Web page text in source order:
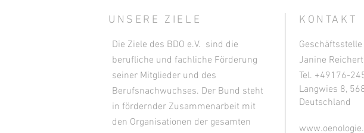
UNSERE ZIELE
Die Ziele des BDO e.V. sind die
berufliche und fachliche Förderung
seiner Mitglieder und des
Berufsnachwuchses. Der Bund steht
in fördernder Zusammenarbeit mit
den Organisationen der gesamten
KONTAKT
Geschäftsstelle
Janine Reichert
Tel. +49176-
Langwies 8,
Deutschland